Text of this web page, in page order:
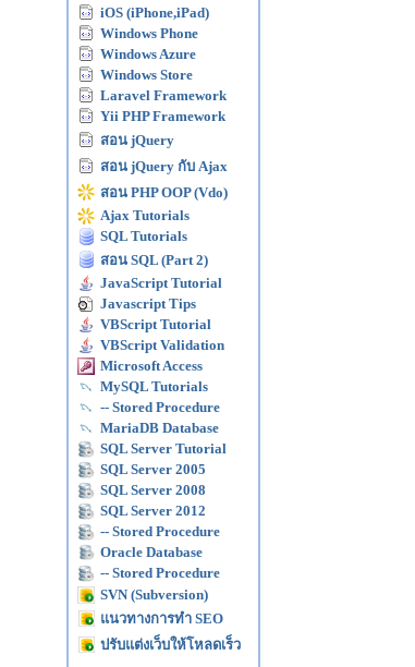
iOS (iPhone,iPad)
Windows Phone
Windows Azure
Windows Store
Laravel Framework
Yii PHP Framework
สอน jQuery
สอน jQuery กับ Ajax
สอน PHP OOP (Vdo)
Ajax Tutorials
SQL Tutorials
สอน SQL (Part 2)
JavaScript Tutorial
Javascript Tips
VBScript Tutorial
VBScript Validation
Microsoft Access
MySQL Tutorials
-- Stored Procedure
MariaDB Database
SQL Server Tutorial
SQL Server 2005
SQL Server 2008
SQL Server 2012
-- Stored Procedure
Oracle Database
-- Stored Procedure
SVN (Subversion)
แนวทางการทำ SEO
ปรับแต่งเว็บให้โหลดเร็ว